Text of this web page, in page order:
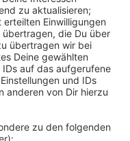
Stadtrat eine
der
Grünen-
abwarten und dann
sprechen. Bei der
nur, wenn sie